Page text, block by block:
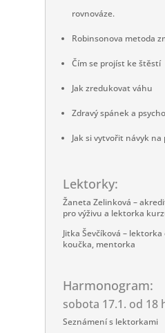
rovnováze.
Robinsonova metoda
Čím se projíst ke štěstí
Jak zredukovat váhu
Zdravý spánek a
Jak si vytvořit návyk na
Lektorky:
Žaneta Zelinková –
pro výživu a lektorka
Jitka Ševčíková –
koučka, mentorka
Harmonogram:
sobota 17.1. od 18
Seznámení s lektorkami